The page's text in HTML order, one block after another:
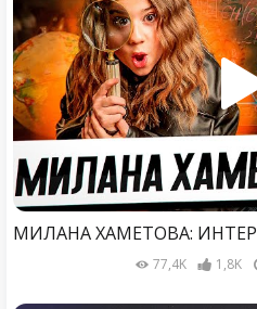
77,4K 1,8K